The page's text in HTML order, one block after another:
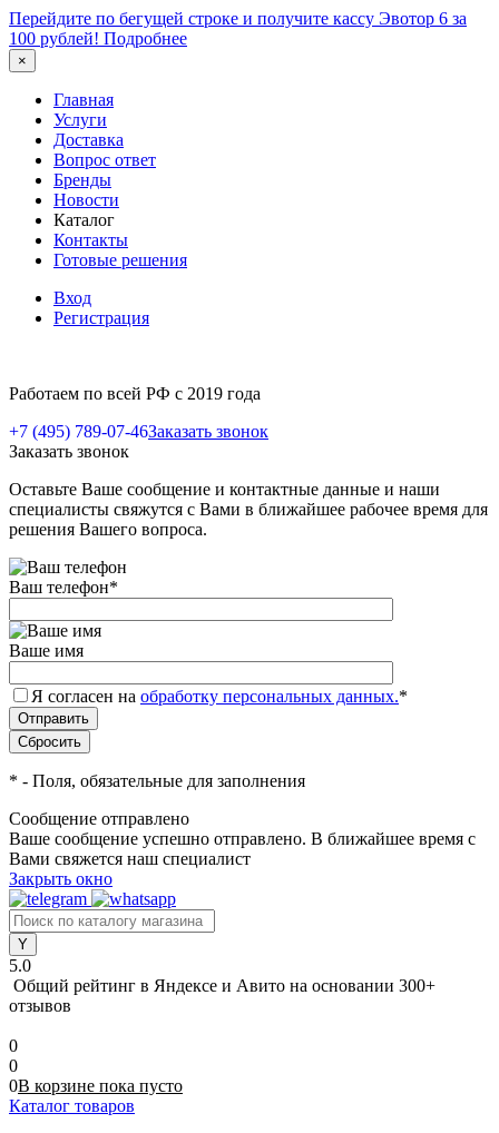
Перейдите по бегущей строке и получите кассу Эвотор 6 за
100 рублей! Подробнее
×
Главная
Услуги
Доставка
Вопрос ответ
Бренды
Новости
Каталог
Контакты
Готовые решения
Вход
Регистрация
Работаем по всей РФ с 2019 года
+7 (495) 789-07-46Заказать звонок
Заказать звонок
Оставьте Ваше сообщение и контактные данные и наши
специалисты свяжутся с Вами в ближайшее рабочее время для
решения Вашего вопроса.
Ваш телефон*
Ваше имя
Я согласен на обработку персональных данных.*
* - Поля, обязательные для заполнения
Сообщение отправлено
Ваше сообщение успешно отправлено. В ближайшее время с
Вами свяжется наш специалист
Закрыть окно
5.0
Общий рейтинг в Яндексе и Авито на основании 300+
отзывов
0
0
0В корзине пока пусто
Каталог товаров